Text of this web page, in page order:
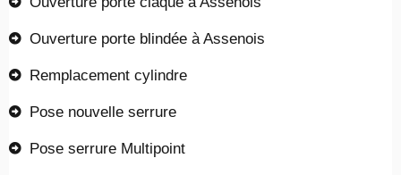
Ouverture porte blindée à Assenois
Remplacement cylindre
Pose nouvelle serrure
Pose serrure Multipoint